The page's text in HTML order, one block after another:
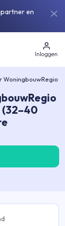
en
Inloggen